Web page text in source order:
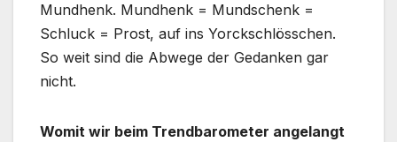
Mundhenk. Mundhenk = Mundschenk =
Schluck = Prost, auf ins Yorckschlösschen.
So weit sind die Abwege der Gedanken gar
nicht.
Womit wir beim Trendbarometer angelangt